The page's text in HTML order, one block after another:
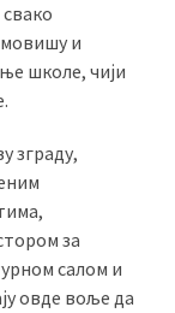
и
школе, чији
зграду,
за
салом и
овде воље да